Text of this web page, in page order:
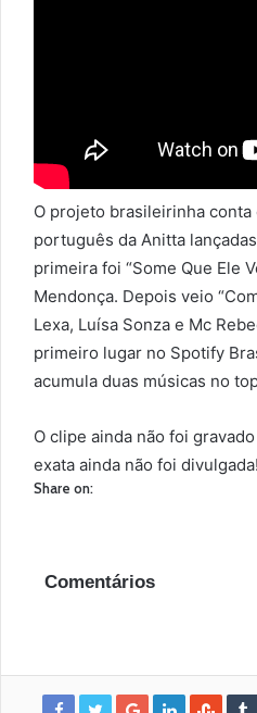
O projeto brasileirinha conta
português da Anitta
primeira foi “Some Que Ele
Mendonça. Depois veio
Lexa, Luísa Sonza e Mc
primeiro lugar no Spotify
acumula duas músicas no
O clipe ainda não foi
exata ainda não foi divulgada!
Share on:
Comentários